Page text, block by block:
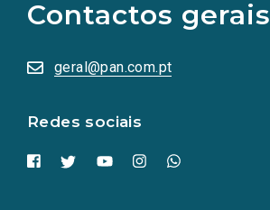
Contactos gerais
geral@pan.com.pt
Redes sociais
redes
sociais
numa
nova